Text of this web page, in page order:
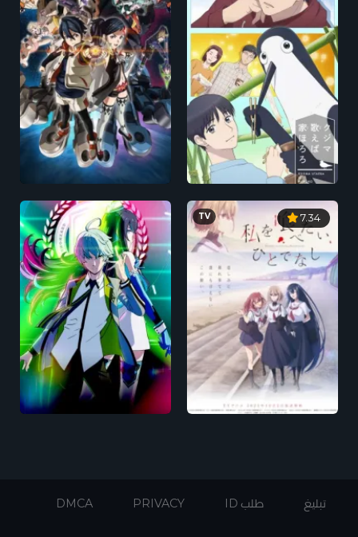
7.34
TV
تبليغ طلب ID PRIVACY
DMCA